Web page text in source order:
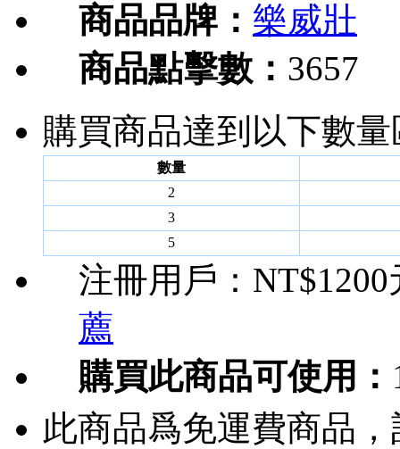
商品品牌： 樂威壯
商品點擊數： 3657
購買商品達到以下數
數量
2
3
5
注冊用戶： NT$1200
薦
購買此商品可使用：
此商品爲免運費商品